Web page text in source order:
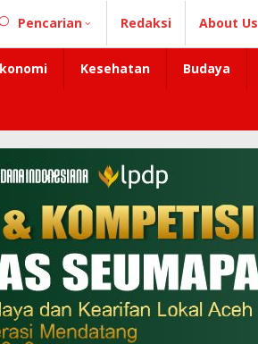
Pencarian Redaksi About Us
Kesehatan Budaya